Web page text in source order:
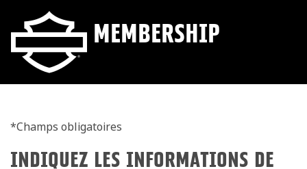
MEMBERSHIP
*Champs obligatoires
INDIQUEZ LES INFORMATIONS DE